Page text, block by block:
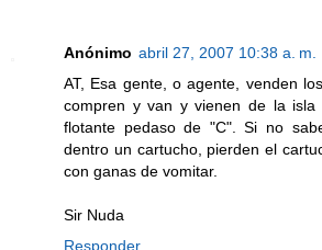
Anónimo abril 27, 2007 10:38 a. m.
AT, Esa gente, o agente, venden
compren y van y vienen de la
flotante pedaso de "C". Si no
dentro un cartucho, pierden el
con ganas de vomitar.
Sir Nuda
Responder